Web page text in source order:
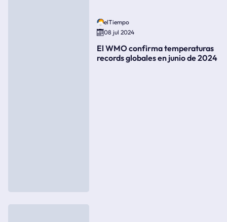
elTiempo
08 jul 2024
El WMO confirma temperaturas
records globales en junio de 2024